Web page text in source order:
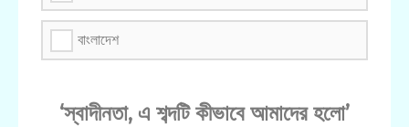
বাংলাদেশ
‘স্বাদীনতা, এ শব্দটি কীভাবে আমাদের হলো’